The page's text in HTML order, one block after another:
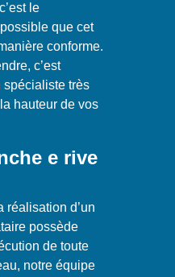
le
que cet
conforme.
c’est
spécialiste très
hauteur de vos
e rive
réalisation d’un
possède
de toute
notre équipe